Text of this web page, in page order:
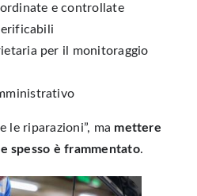
e controllate
per il monitoraggio
le riparazioni”, ma mettere
spesso è frammentato.